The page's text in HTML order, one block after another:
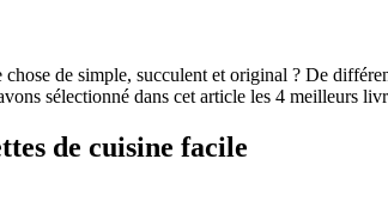
de simple, succulent et original ? De
sélectionné dans cet article les 4 meilleurs
de cuisine facile